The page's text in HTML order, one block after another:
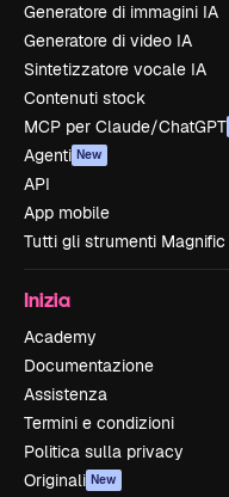
Generatore di immagini IA
Generatore di video IA
Sintetizzatore vocale IA
Contenuti stock
MCP per Claude/ChatGPT
Agenti New
API
App mobile
Tutti gli strumenti Magnific
Inizia
Academy
Documentazione
Assistenza
Termini e condizioni
Politica sulla privacy
Originali New